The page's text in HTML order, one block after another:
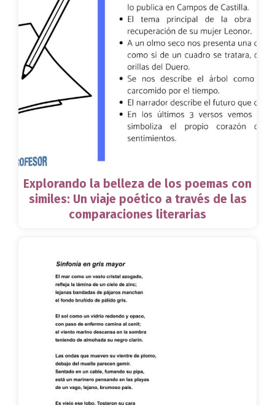
Explorando la belleza de los poemas con
similes: Un viaje poético a través de las
comparaciones literarias